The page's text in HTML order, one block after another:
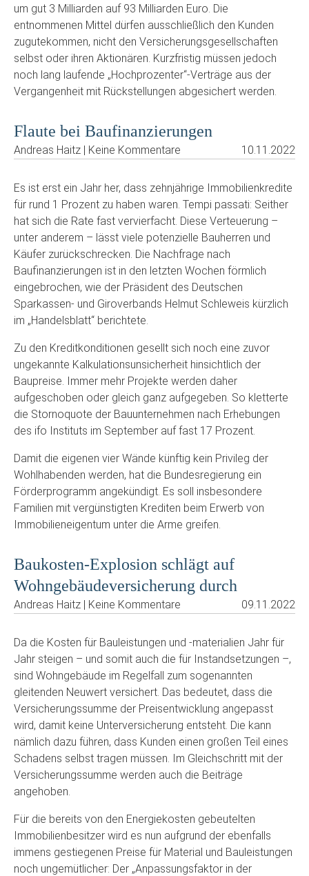
um gut 3 Milliarden auf 93 Milliarden Euro. Die
entnommenen Mittel dürfen ausschließlich den Kunden
zugutekommen, nicht den Versicherungsgesellschaften
selbst oder ihren Aktionären. Kurzfristig müssen jedoch
noch lang laufende „Hochprozenter“-Verträge aus der
Vergangenheit mit Rückstellungen abgesichert werden.
Flaute bei Baufinanzierungen
Andreas Haitz | Keine Kommentare 10.11.2022
Es ist erst ein Jahr her, dass zehnjährige Immobilienkredite
für rund 1 Prozent zu haben waren. Tempi passati: Seither
hat sich die Rate fast vervierfacht. Diese Verteuerung –
unter anderem – lässt viele potenzielle Bauherren und
Käufer zurückschrecken. Die Nachfrage nach
Baufinanzierungen ist in den letzten Wochen förmlich
eingebrochen, wie der Präsident des Deutschen
Sparkassen- und Giroverbands Helmut Schleweis kürzlich
im „Handelsblatt“ berichtete.
Zu den Kreditkonditionen gesellt sich noch eine zuvor
ungekannte Kalkulationsunsicherheit hinsichtlich der
Baupreise. Immer mehr Projekte werden daher
aufgeschoben oder gleich ganz aufgegeben. So kletterte
die Stornoquote der Bauunternehmen nach Erhebungen
des ifo Instituts im September auf fast 17 Prozent.
Damit die eigenen vier Wände künftig kein Privileg der
Wohlhabenden werden, hat die Bundesregierung ein
Förderprogramm angekündigt. Es soll insbesondere
Familien mit vergünstigten Krediten beim Erwerb von
Immobilieneigentum unter die Arme greifen.
Baukosten-Explosion schlägt auf
Wohngebäudeversicherung durch
Andreas Haitz | Keine Kommentare 09.11.2022
Da die Kosten für Bauleistungen und -materialien Jahr für
Jahr steigen – und somit auch die für Instandsetzungen –,
sind Wohngebäude im Regelfall zum sogenannten
gleitenden Neuwert versichert. Das bedeutet, dass die
Versicherungssumme der Preisentwicklung angepasst
wird, damit keine Unterversicherung entsteht. Die kann
nämlich dazu führen, dass Kunden einen großen Teil eines
Schadens selbst tragen müssen. Im Gleichschritt mit der
Versicherungssumme werden auch die Beiträge
angehoben.
Für die bereits von den Energiekosten gebeutelten
Immobilienbesitzer wird es nun aufgrund der ebenfalls
immens gestiegenen Preise für Material und Bauleistungen
noch ungemütlicher: Der „Anpassungsfaktor in der